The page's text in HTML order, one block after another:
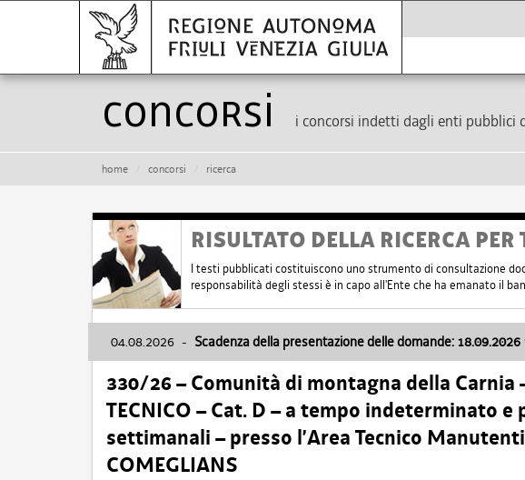
Concorsi i concorsi indetti dagli enti pubblici
home concorsi ricerca
RISULTATO DELLA RICERCA
I testi pubblicati costituiscono uno strumento di consultazione
responsabilità degli stessi è in capo all'Ente che ha emanato il
04.08.2026 - Scadenza della presentazione delle domande: 18.09.2026
330/26 – Comunità di montagna della Carnia
TECNICO – Cat. D – a tempo indeterminato e
settimanali – presso l’Area Tecnico
COMEGLIANS